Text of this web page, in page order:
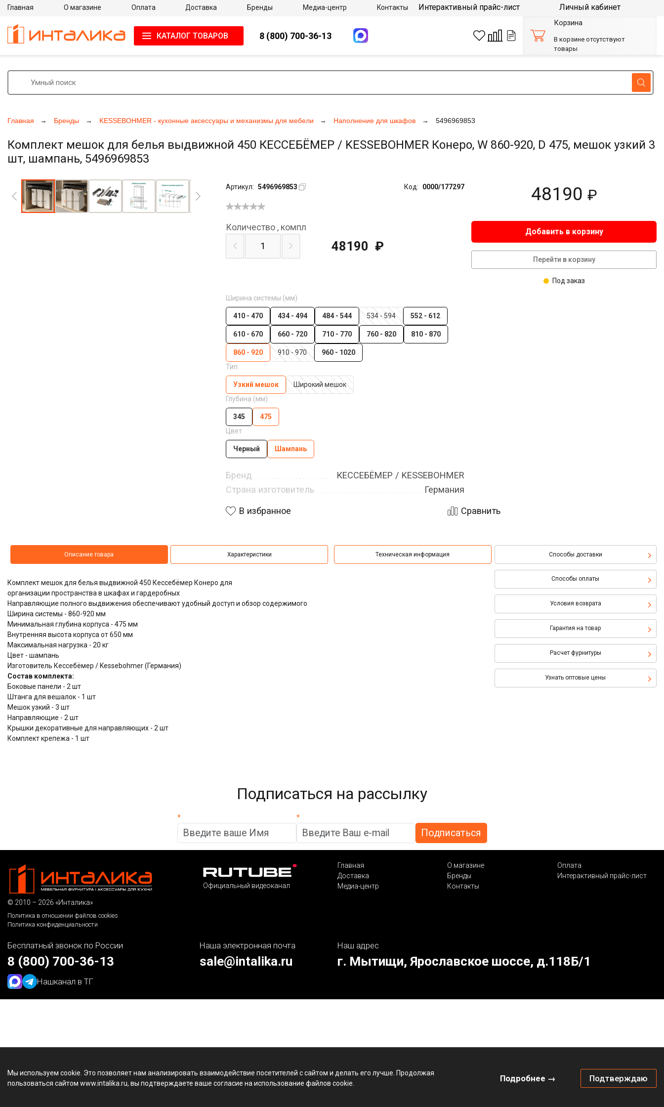
Главная Бренды KESSEBOHMER - кухонные аксессуары и механизмы для мебели Наполнение для шкафов 5496969853
Комплект мешок для белья выдвижной 450 КЕССЕБЁМЕР / KESSEBOHMER Конеро, W 860-920, D 475, мешок узкий 3
шт, шампань, 5496969853
Артикул: 5496969853 Код: 0000/177297 48190 ₽
Ширина системы (мм)
410 - 470 434 - 494 484 - 544 534 - 594 552 - 612
610 - 670 660 - 720 710 - 770 760 - 820 810 - 870
860 - 920 910 - 970
960 - 1020
Тип
Узкий мешок
Широкий мешок
Глубина (мм)
345
475
Цвет
Черный Шампань
Бренд
КЕССЕБЁМЕР / KESSEBOHMER
Страна изготовитель
Германия
Количество , компл
48190 ₽
Добавить в корзину
Перейти в корзину
Под заказ
В избранное Сравнить
Описание товара Характеристики Техническая информация Способы доставки
Способы оплаты
Условия возврата
Гарантия на товар
Расчет фурнитуры
Узнать оптовые цены
Комплект мешок для белья выдвижной 450 Кессебёмер Конеро для
организации пространства в шкафах и гардеробных
Направляющие полного выдвижения обеспечивают удобный доступ и обзор содержимого
Ширина системы - 860-920 мм
Минимальная глубина корпуса - 475 мм
Внутренняя высота корпуса от 650 мм
Максимальная нагрузка - 20 кг
Цвет - шампань
Изготовитель Кессебёмер / Kessebohmer (Германия)
Состав комплекта:
Боковые панели - 2 шт
Штанга для вешалок - 1 шт
Мешок узкий - 3 шт
Направляющие - 2 шт
Крышки декоративные для направляющих - 2 шт
Комплект крепежа - 1 шт
Главная О магазине Оплата Доставка Бренды Медиа-центр Контакты Интерактивный прайс-лист Личный кабинет
КАТАЛОГ ТОВАРОВ 8 (800) 700-36-13
Корзина
В корзине отсутствуют
товары
Подписаться на рассылку
* *
Мы используем cookie. Это позволяет нам анализировать взаимодействие посетителей с сайтом и делать его лучше. Продолжая
пользоваться сайтом www.intalika.ru, вы подтверждаете ваше согласие на использование файлов cookie.
Подробнее → Подтверждаю
© 2010 – 2026 «Инталика»
Политика в отношении файлов cookies
Политика конфиденциальности
Официальный видеоканал
Главная О магазине
Оплата
Доставка
Бренды
Интерактивный прайс-лист
Медиа-центр
Контакты
Бесплатный звонок по России
8 (800) 700-36-13
Нашканал в ТГ
Наша электронная почта
sale@intalika.ru
Наш адрес
г. Мытищи, Ярославское шоссе, д.118Б/1